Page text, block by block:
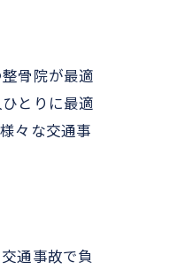
骨院が最適
とりに最適
々な交通事
通事故で負